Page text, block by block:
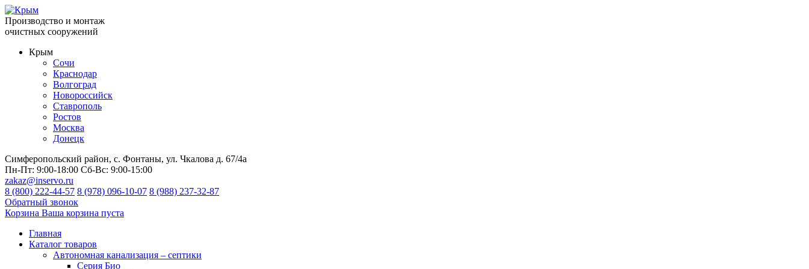
Производство и монтаж
очистных сооружений
Крым
Сочи
Краснодар
Волгоград
Новороссийск
Ставрополь
Ростов
Москва
Донецк
Симферопольский район, с. Фонтаны, ул. Чкалова д. 67/4а
Пн-Пт: 9:00-18:00 Сб-Вс: 9:00-15:00
zakaz@inservo.ru
8 (800) 222-44-57 8 (978) 096-10-07 8 (988) 237-32-87
Обратный звонок
Корзина Ваша корзина пуста
Главная
Каталог товаров
Автономная канализация – септики
Серия Био